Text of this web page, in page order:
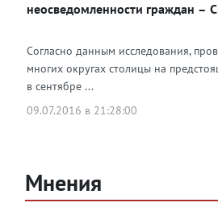
неосведомленности граждан –
Согласно данным исследования,
многих округах столицы на
в сентябре ...
09.07.2016 в 21:28:00
Мнения